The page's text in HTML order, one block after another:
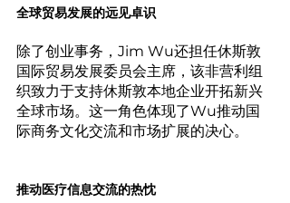
全球贸易发展的远见卓识
除了创业事务，Jim Wu还担任休斯敦
国际贸易发展委员会主席，该非营利组
织致力于支持休斯敦本地企业开拓新兴
全球市场。这一角色体现了Wu推动国
际商务文化交流和市场扩展的决心。
推动医疗信息交流的热忱